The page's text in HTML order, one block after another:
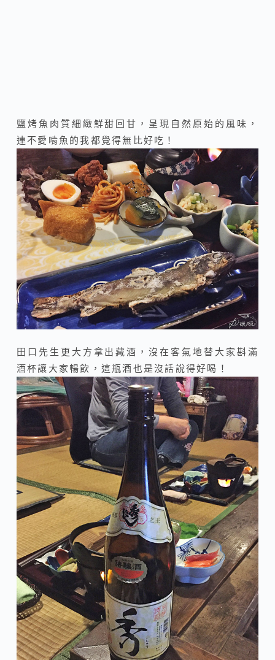
鹽烤魚肉質細緻鮮甜回甘，呈現自然原始的風味，
連不愛啃魚的我都覺得無比好吃！
田口先生更大方拿出藏酒，沒在客氣地替大家斟滿
酒杯讓大家暢飲，這瓶酒也是沒話說得好喝！